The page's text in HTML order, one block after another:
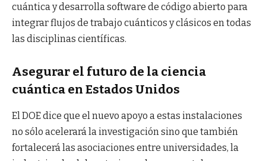
cuántica y desarrolla software de código abierto para
integrar flujos de trabajo cuánticos y clásicos en todas
las disciplinas científicas.
Asegurar el futuro de la ciencia
cuántica en Estados Unidos
El DOE dice que el nuevo apoyo a estas instalaciones
no sólo acelerará la investigación sino que también
fortalecerá las asociaciones entre universidades, la